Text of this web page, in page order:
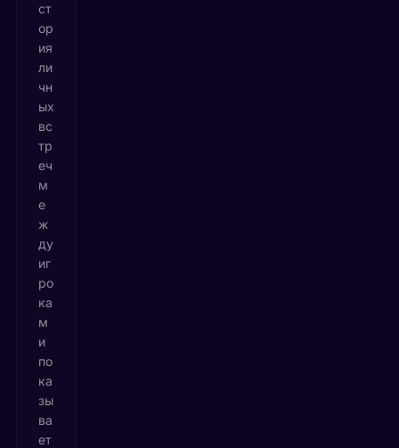
ст
ор
ия
ли
чн
ых
вс
тр
еч
м
е
ж
ду
иг
ро
ка
м
и
по
ка
зы
ва
ет